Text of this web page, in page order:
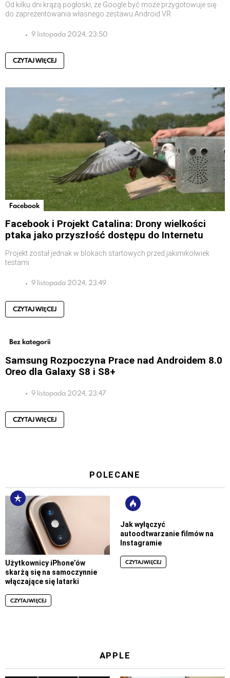
Od kilku dni krążą pogłoski, że Google być może przygotowuje się
do zaprezentowania własnego zestawu Android VR
9 listopada 2024, 23:50
CZYTAJ WIĘCEJ
Facebook
Facebook i Projekt Catalina: Drony wielkości
ptaka jako przyszłość dostępu do Internetu
Projekt został jednak w blokach startowych przed jakimikolwiek
testami
9 listopada 2024, 23:49
CZYTAJ WIĘCEJ
Bez kategorii
Samsung Rozpoczyna Prace nad Androidem 8.0
Oreo dla Galaxy S8 i S8+
9 listopada 2024, 23:47
CZYTAJ WIĘCEJ
POLECANE
Użytkownicy iPhone’ów
skarżą się na samoczynnie
włączające się latarki
CZYTAJ WIĘCEJ
Jak wyłączyć
autoodtwarzanie filmów na
Instagramie
CZYTAJ WIĘCEJ
APPLE